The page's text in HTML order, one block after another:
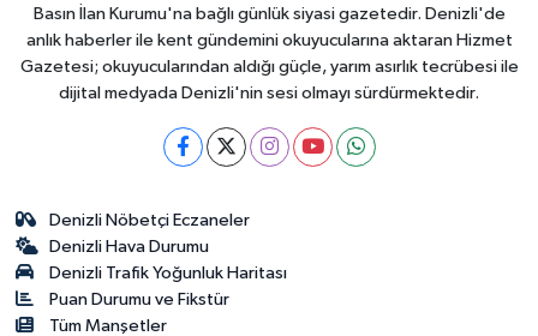
Basın İlan Kurumu'na bağlı günlük siyasi gazetedir. Denizli'de
anlık haberler ile kent gündemini okuyucularına aktaran Hizmet
Gazetesi; okuyucularından aldığı güçle, yarım asırlık tecrübesi ile
dijital medyada Denizli'nin sesi olmayı sürdürmektedir.
Denizli Nöbetçi Eczaneler
Denizli Hava Durumu
Denizli Trafik Yoğunluk Haritası
Puan Durumu ve Fikstür
Tüm Manşetler